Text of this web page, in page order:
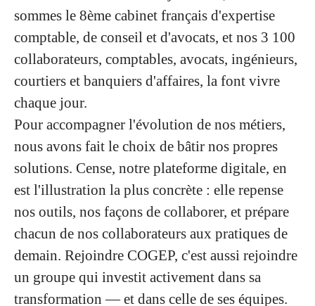
sommes le 8ème cabinet français d'expertise
comptable, de conseil et d'avocats, et nos 3 100
collaborateurs, comptables, avocats, ingénieurs,
courtiers et banquiers d'affaires, la font vivre
chaque jour.
Pour accompagner l'évolution de nos métiers,
nous avons fait le choix de bâtir nos propres
solutions. Cense, notre plateforme digitale, en
est l'illustration la plus concrète : elle repense
nos outils, nos façons de collaborer, et prépare
chacun de nos collaborateurs aux pratiques de
demain. Rejoindre COGEP, c'est aussi rejoindre
un groupe qui investit activement dans sa
transformation — et dans celle de ses équipes.